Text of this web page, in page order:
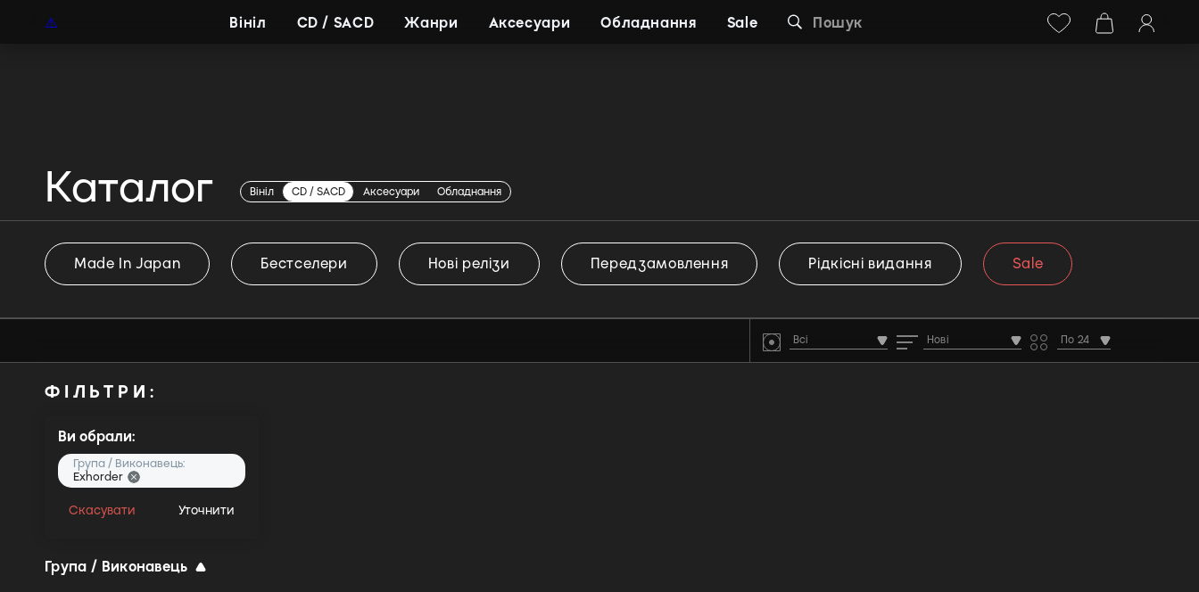
+38 (068) 778-40-38
Вініл CD / SACD Жанри Аксесуари Обладнання Sale Пошук
Каталог Вініл CD / SACD Аксесуари Обладнання
Exhorder
Made In Japan Бестселери Нові релізи Передзамовлення Рідкісні видання Sale
Всі Нові По 24
ФІЛЬТРИ:
Ви обрали:
Група / Виконавець:
Exhorder
Скасувати Уточнити
Група / Виконавець